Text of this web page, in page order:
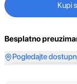
Kupi
Besplatno
Pogledajte